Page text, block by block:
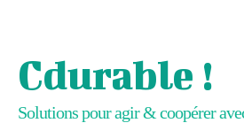
Cdurable !
Solutions pour agir & coopérer